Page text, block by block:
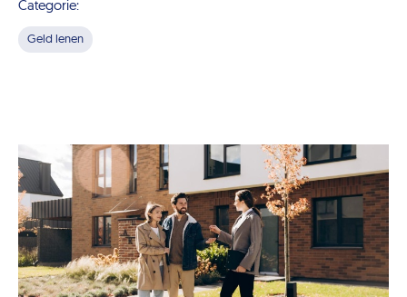
Categorie:
Geld lenen